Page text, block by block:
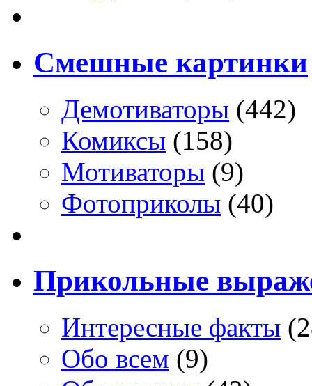
Смешные картинки
Демотиваторы (442)
Комиксы (158)
Мотиваторы (9)
Фотоприколы (40)
Прикольные
Интересные факты
Обо всем (9)